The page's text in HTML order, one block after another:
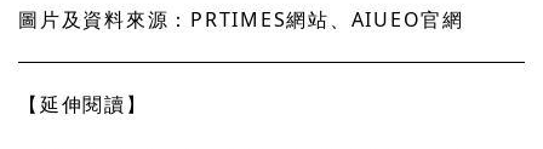
圖片及資料來源：PRTIMES網站、AIUEO官網
【延伸閱讀】